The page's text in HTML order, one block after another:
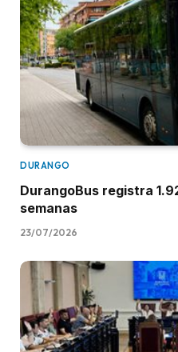
DURANGO
DurangoBus registra
semanas
23/07/2026